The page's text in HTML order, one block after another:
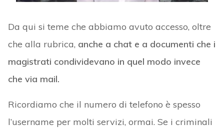
Da qui si teme che abbiamo avuto accesso, oltre
che alla rubrica, anche a chat e a documenti che i
magistrati condividevano in quel modo invece
che via mail.
Ricordiamo che il numero di telefono è spesso
l’username per molti servizi, ormai. Se i criminali